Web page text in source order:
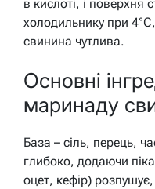
в кислоті, і поверхня
холодильнику при
свинина чутлива.
Основні
маринаду
База – сіль, перець,
глибоко, додаючи
оцет, кефір)